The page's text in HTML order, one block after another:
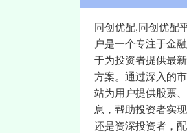
同创优配,同创优配
户是一个专注于金
于为投资者提供最
方案。通过深入的
站为用户提供股票
息，帮助投资者实
还是资深投资者，